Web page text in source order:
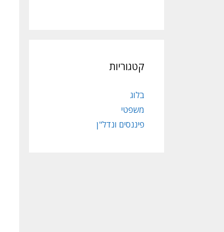
קטגוריות
בלוג
משפטי
פיננסים ונדל"ן